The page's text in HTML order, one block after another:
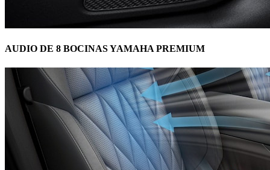
AUDIO DE 8 BOCINAS YAMAHA PREMIUM